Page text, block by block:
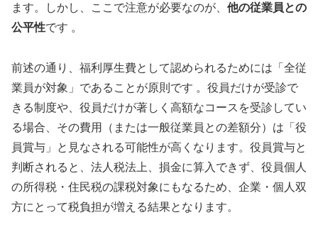
ます。しかし、ここで注意が必要なのが、 他の従業員との
公平性です 。
前述の通り、福利厚生費として認められるためには「全従
業員が対象」であることが原則です 。役員だけが受診で
きる制度や、役員だけが著しく高額なコースを受診してい
る場合、その費用（または一般従業員との差額分）は「役
員賞与」と見なされる可能性が高くなります。役員賞与と
判断されると、法人税法上、損金に算入できず、役員個人
の所得税・住民税の課税対象にもなるため、企業・個人双
方にとって税負担が増える結果となります。